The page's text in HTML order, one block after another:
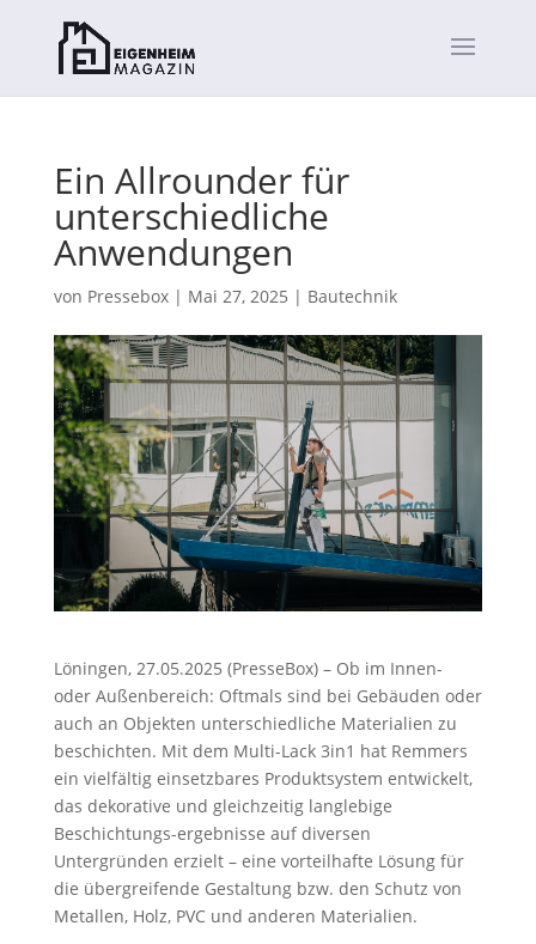
Ein Allrounder für
unterschiedliche
Anwendungen
von Pressebox| Mai 27, 2025 | Bautechnik
Löningen, 27.05.2025 (PresseBox) – Ob im Innen-
oder Außenbereich: Oftmals sind bei Gebäuden oder
auch an Objekten unterschiedliche Materialien zu
beschichten. Mit dem Multi-Lack 3in1 hat Remmers
ein vielfältig einsetzbares Produktsystem entwickelt,
das dekorative und gleichzeitig langlebige
Beschichtungs-ergebnisse auf diversen
Untergründen erzielt – eine vorteilhafte Lösung für
die übergreifende Gestaltung bzw. den Schutz von
Metallen, Holz, PVC und anderen Materialien.